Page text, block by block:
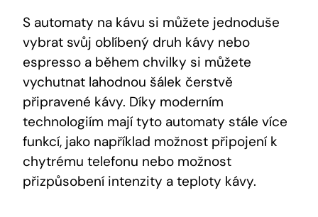
S automaty⁢ na kávu ⁤si můžete​ jednoduše
vybrat svůj oblíbený druh ⁤kávy nebo
espresso a‌ během chvilky si můžete
vychutnat lahodnou šálek čerstvě
připravené kávy. Díky moderním
‌technologiím mají ⁢tyto automaty stále více
⁣funkcí, jako například možnost připojení k
‌chytrému‌ telefonu nebo možnost
přizpůsobení intenzity ⁤a ‌teploty kávy.